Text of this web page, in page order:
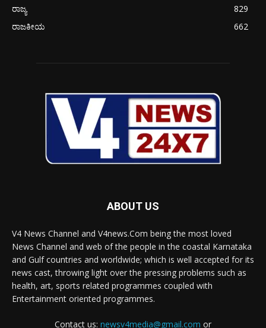
ರಾಜ್ಯ
829
ರಾಜಕೀಯ
662
ABOUT US
V4 News Channel and V4news.Com being the most loved
News Channel and web of the people in the coastal Karnataka
and Gulf countries and worldwide; which is well accepted for its
news cast, throwing light over the pressing problems such as
health, art, sports related programmes coupled with
Entertainment oriented programmes.
Contact us: newsv4media@gmail.com or